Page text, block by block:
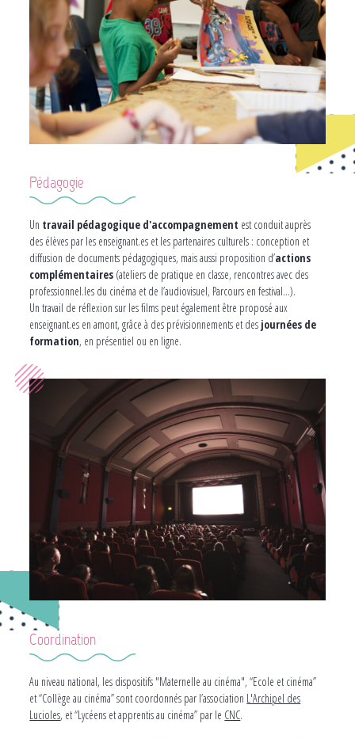
Pédagogie
Un travail pédagogique d'accompagnement est conduit auprès
des élèves par les enseignant.es et les partenaires culturels : conception et
diffusion de documents pédagogiques, mais aussi proposition d’actions
complémentaires (ateliers de pratique en classe, rencontres avec des
professionnel.les du cinéma et de l’audiovisuel, Parcours en festival…).
Un travail de réflexion sur les films peut également être proposé aux
enseignant.es en amont, grâce à des prévisionnements et des journées de
formation, en présentiel ou en ligne.
Coordination
Au niveau national, les dispositifs "Maternelle au cinéma", “Ecole et cinéma”
et “Collège au cinéma” sont coordonnés par l’association L'Archipel des
Lucioles, et “Lycéens et apprentis au cinéma” par le CNC.